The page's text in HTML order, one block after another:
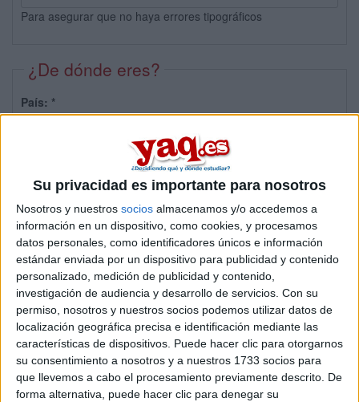
Su privacidad es importante para nosotros
Nosotros y nuestros socios almacenamos y/o accedemos a
información en un dispositivo, como cookies, y procesamos
datos personales, como identificadores únicos e información
estándar enviada por un dispositivo para publicidad y contenido
personalizado, medición de publicidad y contenido,
investigación de audiencia y desarrollo de servicios. Con su
permiso, nosotros y nuestros socios podemos utilizar datos de
localización geográfica precisa e identificación mediante las
características de dispositivos. Puede hacer clic para otorgarnos
su consentimiento a nosotros y a nuestros 1733 socios para
que llevemos a cabo el procesamiento previamente descrito. De
forma alternativa, puede hacer clic para denegar su
Para asegurar que no haya errores tipográficos
¿De dónde eres?
País: *
Sobre ti
Soy:*
Chico
Chica
¿En qué año terminas (o terminaste) bachillerato o FP?